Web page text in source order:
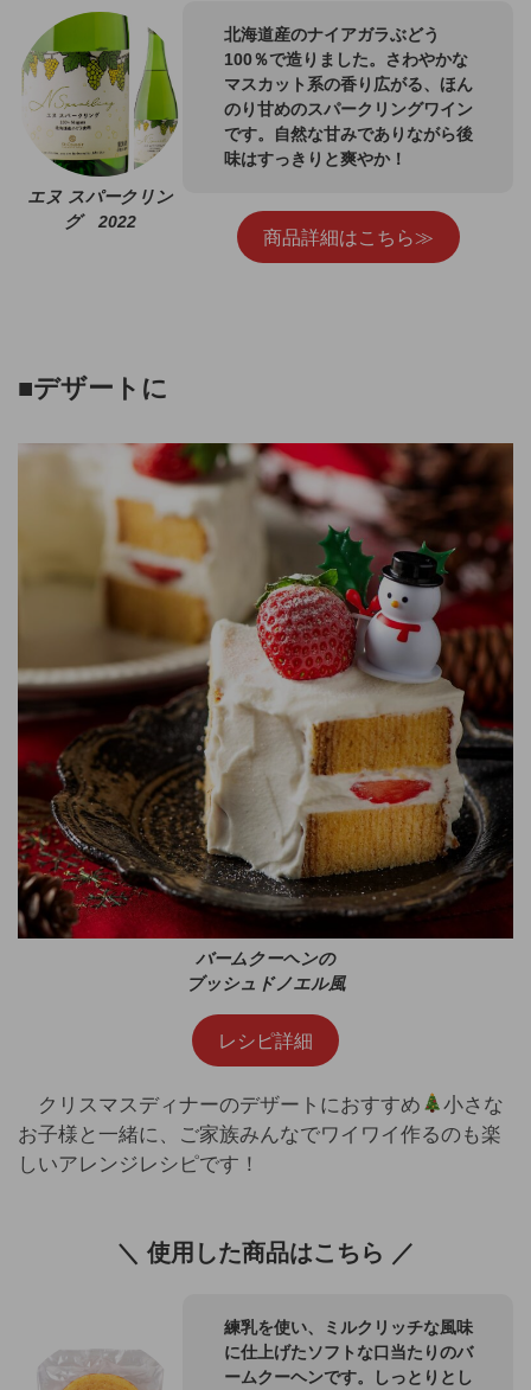
エヌ スパークリン
グ 2022
北海道産のナイアガラぶどう
100％で造りました。さわやかな
マスカット系の香り広がる、ほん
のり甘めのスパークリングワイン
です。自然な甘みでありながら後
味はすっきりと爽やか！
商品詳細はこちら≫
■デザートに
バームクーヘンの
ブッシュドノエル風
レシピ詳細
クリスマスディナーのデザートにおすすめ
小さな
お子様と一緒に、ご家族みんなでワイワイ作るのも楽
しいアレンジレシピです！
＼ 使用した商品はこちら ／
練乳を使い、ミルクリッチな風味
に仕上げたソフトな口当たりのバ
ームクーヘンです。しっとりとし